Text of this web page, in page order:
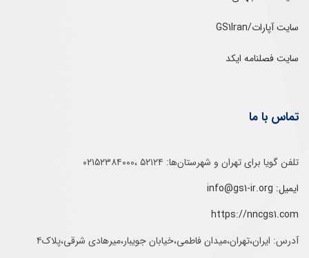
سایت آپارات/GS1Iran
سایت فصلنامه ایکد
تماس با ما
تلفن‌ گویا برای‌ تهران‌‌ و‌ شهرستان‌ها:‌ ۵۲۱۲۴ ،۰۲۱۵۲۳۸۴۰۰۰
ایمیل: info@gs1-ir.org
https://nncgs1.com
آدرس: ایران،تهران،میدان فاطمی،خیابان جویبار،میرهادی شرقی،پلاک۴